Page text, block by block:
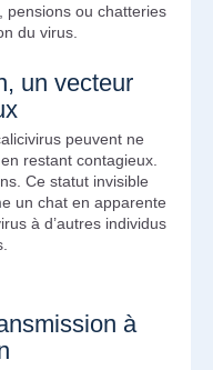
pensions ou chatteries
du virus.
un vecteur
peuvent ne
restant contagieux.
Ce statut invisible
un chat en apparente
à d’autres individus
à